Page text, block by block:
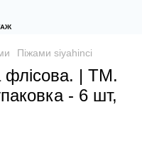
Піжами siyahinci
флісова. | ТМ.
- 6 шт,